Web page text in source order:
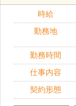
時給
勤務地
勤務時間
仕事内容
契約形態